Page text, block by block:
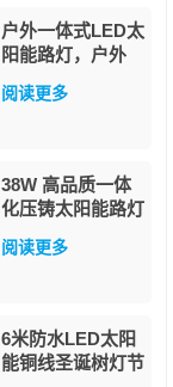
户外一体式LED太
阳能路灯，户外
40W LED太阳能
阅读更多
38W 高品质一体
化压铸太阳能路灯
灯杆安装 适用于
阅读更多
6米防水LED太阳
能铜线圣诞树灯节